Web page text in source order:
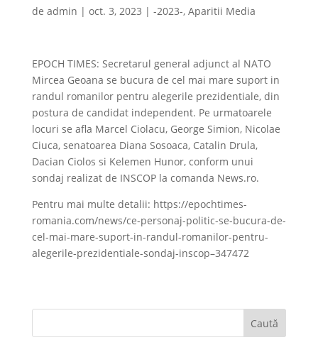
de admin | oct. 3, 2023 | -2023-, Aparitii Media
EPOCH TIMES: Secretarul general adjunct al NATO
Mircea Geoana se bucura de cel mai mare suport in
randul romanilor pentru alegerile prezidentiale, din
postura de candidat independent. Pe urmatoarele
locuri se afla Marcel Ciolacu, George Simion, Nicolae
Ciuca, senatoarea Diana Sosoaca, Catalin Drula,
Dacian Ciolos si Kelemen Hunor, conform unui
sondaj realizat de INSCOP la comanda News.ro.
Pentru mai multe detalii: https://epochtimes-
romania.com/news/ce-personaj-politic-se-bucura-de-
cel-mai-mare-suport-in-randul-romanilor-pentru-
alegerile-prezidentiale-sondaj-inscop–347472
Caută